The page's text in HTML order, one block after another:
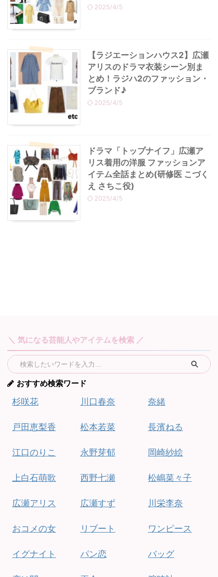
2025/4/5
【ラジエーションハウス2】広瀬
アリスのドラマ衣装シーン別ま
とめ！ラジハ2のファッション・
ブランド♪
2025/4/5
ドラマ「トップナイフ」広瀬ア
リス着用の洋服 ファッションア
イテム全話まとめ(研修医 こづく
え さちこ役)
2025/4/5
＼ 気になる芸能人やアイテムを検索 ／
おすすめ検索ワード
杉咲花
戸田恵梨香
江口のりこ
上白石萌歌
広瀬アリス
おコメの女
イグナイト
川口春奈
松本若菜
永野芽郁
西野七瀬
広瀬すず
リブート
パン恋
奈緒
長濱ねる
岡崎紗絵
松嶋菜々子
川栄李奈
ワンピース
バッグ